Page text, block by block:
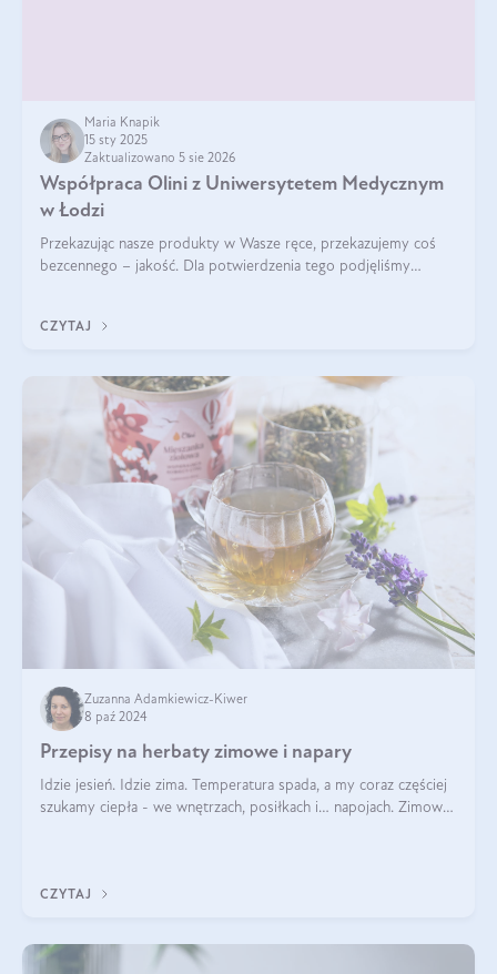
Maria Knapik
15 sty 2025
Zaktualizowano 5 sie 2026
Współpraca Olini z Uniwersytetem Medycznym
w Łodzi
Przekazując nasze produkty w Wasze ręce, przekazujemy coś
bezcennego – jakość. Dla potwierdzenia tego podjęliśmy
CZYTAJ
Zuzanna Adamkiewicz-Kiwer
8 paź 2024
Przepisy na herbaty zimowe i napary
Idzie jesień. Idzie zima. Temperatura spada, a my coraz częściej
szukamy ciepła - we wnętrzach, posiłkach i… napojach. Zimowe
CZYTAJ